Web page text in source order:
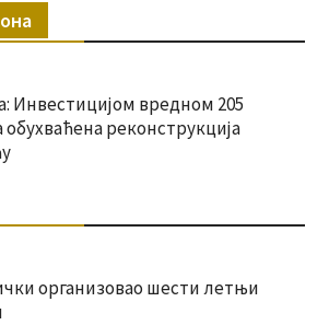
Инвестицијом вредном 205
реконструкција
организовао шести летњи